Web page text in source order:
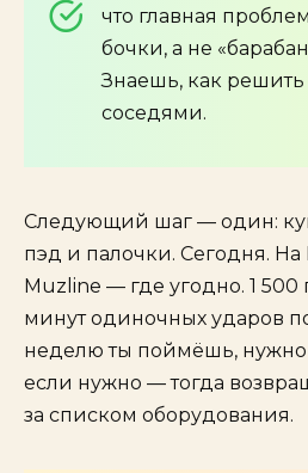
что главная
бочки, а не
Знаешь, как решить
соседями.
Следующий шаг — один:
пэд и палочки. Сегодня. На
Muzline — где угодно. 1 500
минут одиночных ударов
неделю ты поймёшь, нужно
если нужно — тогда
за списком оборудования.